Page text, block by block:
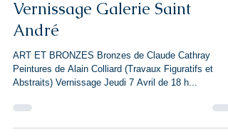
Exposition
Vernissage Galerie Saint
André
ART ET BRONZES Bronzes de Claude Cathray
Abstraits) Vernissage Jeudi 7 Avril de 18 h...